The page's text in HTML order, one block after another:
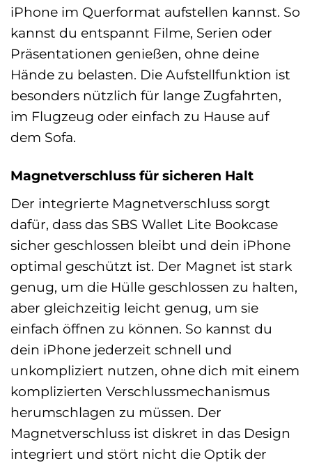
iPhone im Querformat aufstellen kannst. So
kannst du entspannt Filme, Serien oder
Präsentationen genießen, ohne deine
Hände zu belasten. Die Aufstellfunktion ist
besonders nützlich für lange Zugfahrten,
im Flugzeug oder einfach zu Hause auf
dem Sofa.
Magnetverschluss für sicheren Halt
Der integrierte Magnetverschluss sorgt
dafür, dass das SBS Wallet Lite Bookcase
sicher geschlossen bleibt und dein iPhone
optimal geschützt ist. Der Magnet ist stark
genug, um die Hülle geschlossen zu halten,
aber gleichzeitig leicht genug, um sie
einfach öffnen zu können. So kannst du
dein iPhone jederzeit schnell und
unkompliziert nutzen, ohne dich mit einem
komplizierten Verschlussmechanismus
herumschlagen zu müssen. Der
Magnetverschluss ist diskret in das Design
integriert und stört nicht die Optik der